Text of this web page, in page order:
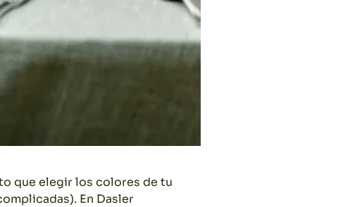
que elegir los colores de tu
En Dasler